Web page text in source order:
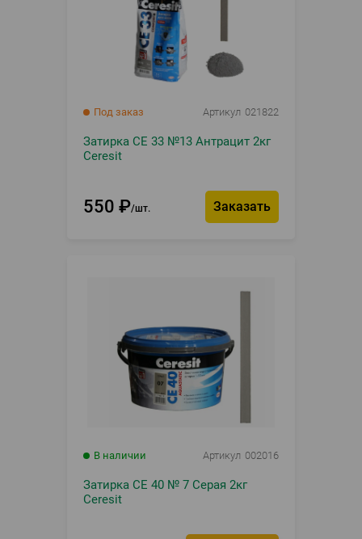
Под заказ Артикул 021822
Затирка CE 33 №13 Антрацит 2кг
Ceresit
550 ₽ шт. Заказать
В наличии Артикул 002016
Затирка CE 40 № 7 Серая 2кг
Ceresit